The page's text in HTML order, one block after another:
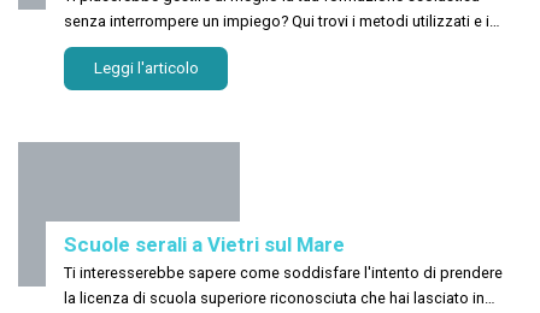
senza interrompere un impiego? Qui trovi i metodi utilizzati e i
costi dei centri studi a Decimomannu!
Leggi l'articolo
Scuole serali a Vietri sul Mare
Ti interesserebbe sapere come soddisfare l'intento di prendere
la licenza di scuola superiore riconosciuta che hai lasciato in